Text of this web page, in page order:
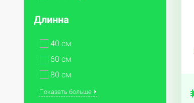
Длинна
40 см
60 см
80 см
Показать больше